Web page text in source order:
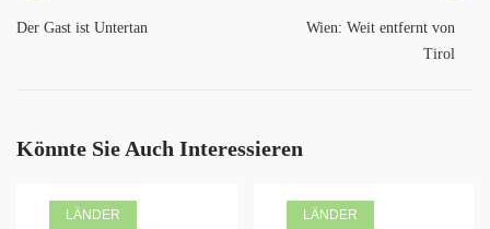
Der Gast ist Untertan
Wien: Weit entfernt von
Tirol
Könnte Sie Auch Interessieren
LÄNDER
LÄNDER